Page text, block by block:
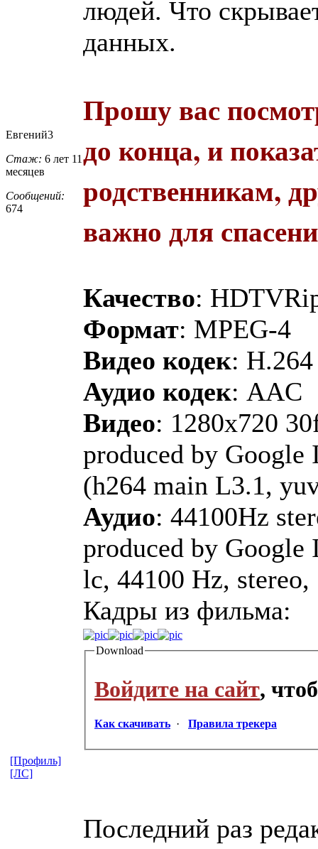
Евгений3
Стаж: 6 лет 11
месяцев
Сообщений:
674
людей. Что
данных.
Прошу вас
до конца, и
родственникам,
важно для
Качество:
Формат: MPEG-4
Видео кодек: H.264
Аудио кодек: AAC
Видео: 1280x720
produced by Google
(h264 main L3.1,
Аудио: 44100Hz
produced by Google
lc, 44100 Hz,
Кадры из фильма:
Download
Войдите на сайт,
Как скачивать · Правила трекера
Последний раз
[Профиль]
[ЛС]